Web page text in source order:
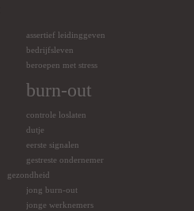
assertief leidinggeven
bedrijfsleven
beroepen met stress
burn-out
controle loslaten
dutje
eerste signalen
gestreste ondernemer
gezondheid
jong burn-out
jonge werknemers